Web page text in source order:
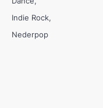
Indie Rock
Nederpop